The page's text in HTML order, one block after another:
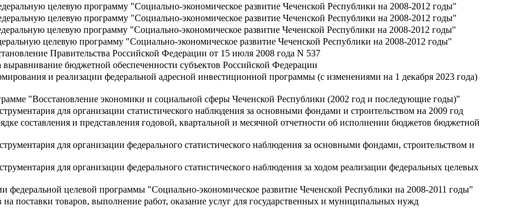
целевую программу "Социально-экономическое развитие Чеченской Республики на 2008-2012 годы"
целевую программу "Социально-экономическое развитие Чеченской Республики на 2008-2012 годы"
целевую программу "Социально-экономическое развитие Чеченской Республики на 2008-2012 годы"
целевую программу "Социально-экономическое развитие Чеченской Республики на 2008-2012 годы"
Правительства Российской Федерации от 15 июля 2008 года N 537
бюджетной обеспеченности субъектов Российской Федерации
и реализации федеральной адресной инвестиционной программы (с изменениями на 1 декабря 2023 года)
"Восстановление экономики и социальной сферы Чеченской Республики (2002 год и последующие годы)"
для организации статистического наблюдения за основными фондами и строительством на 2009 год
составления и представления годовой, квартальной и месячной отчетности об исполнении бюджетов бюджетной
для организации федерального статистического наблюдения за основными фондами, строительством и
для организации федерального статистического наблюдения за ходом реализации федеральных целевых
федеральной целевой программы "Социально-экономическое развитие Чеченской Республики на 2008-2011 годы"
поставки товаров, выполнение работ, оказание услуг для государственных и муниципальных нужд